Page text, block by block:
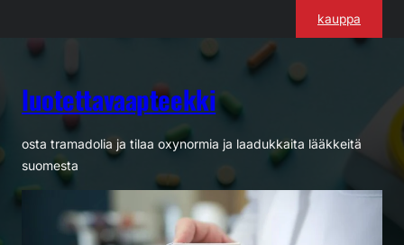
kauppa
luotettavaapteekki
osta tramadolia ja tilaa oxynormia ja laadukkaita lääkkeitä
suomesta